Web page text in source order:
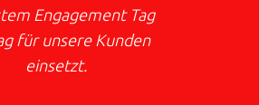
Engagement Tag
für unsere Kunden
einsetzt.